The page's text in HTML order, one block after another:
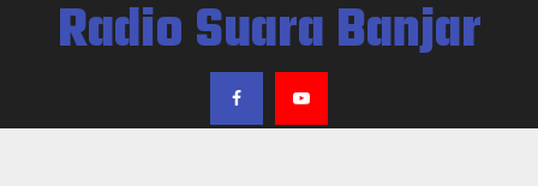
Radio Suara Banjar